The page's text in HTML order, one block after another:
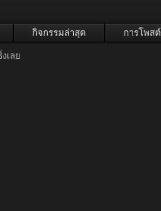
กิจกรรมล่าสุด การโพสต์
เลย